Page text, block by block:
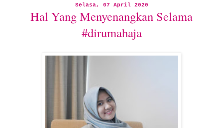
Selasa, 07 April 2020
Hal Yang Menyenangkan Selama
#dirumahaja